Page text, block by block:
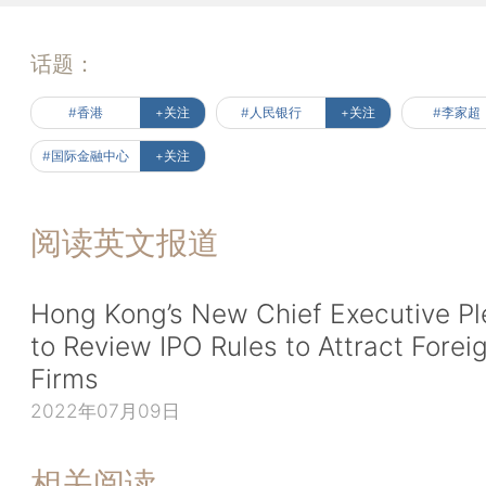
话题：
#香港 +关注 #人民银行 +关注 #李家超
#国际金融中心 +关注
阅读英文报道
Hong Kong’s New Chief Executive
to Review IPO Rules to Attract
Firms
2022年07月09日